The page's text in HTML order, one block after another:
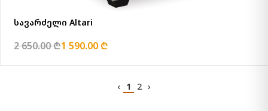
სავარძელი Altari
2 650.00 ₾1 590.00 ₾
‹ 1 2 ›